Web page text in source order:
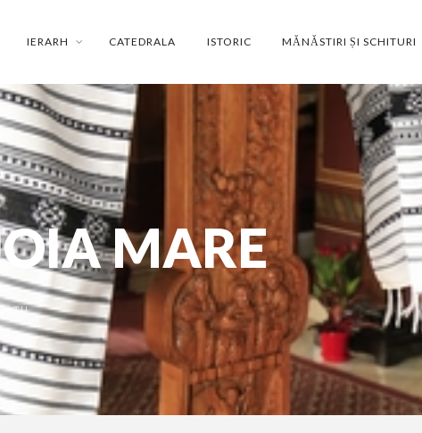
IERARH CATEDRALA ISTORIC MĂNĂSTIRI ȘI SCHITURI
MARE